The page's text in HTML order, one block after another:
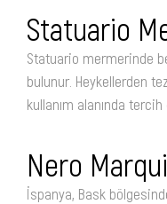
Statuario
Statuario mermerinde
bulunur. Heykellerden
kullanım alanında tercih
Nero
İspanya, Bask